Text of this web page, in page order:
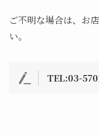
ご不明な場合は、お
い。
TEL:03-